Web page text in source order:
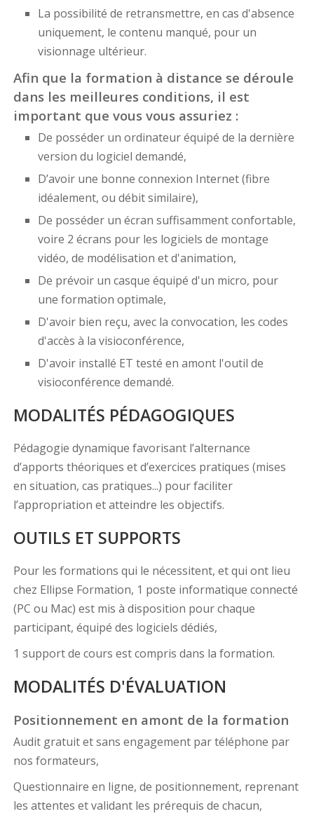
La possibilité de retransmettre, en cas d'absence
uniquement, le contenu manqué, pour un
visionnage ultérieur.
Afin que la formation à distance se déroule
dans les meilleures conditions, il est
important que vous vous assuriez :
De posséder un ordinateur équipé de la dernière
version du logiciel demandé,
D’avoir une bonne connexion Internet (fibre
idéalement, ou débit similaire),
De posséder un écran suffisamment confortable,
voire 2 écrans pour les logiciels de montage
vidéo, de modélisation et d'animation,
De prévoir un casque équipé d'un micro, pour
une formation optimale,
D'avoir bien reçu, avec la convocation, les codes
d'accès à la visioconférence,
D'avoir installé ET testé en amont l'outil de
visioconférence demandé.
MODALITÉS PÉDAGOGIQUES
Pédagogie dynamique favorisant l’alternance
d’apports théoriques et d’exercices pratiques (mises
en situation, cas pratiques...) pour faciliter
l’appropriation et atteindre les objectifs.
OUTILS ET SUPPORTS
Pour les formations qui le nécessitent, et qui ont lieu
chez Ellipse Formation, 1 poste informatique connecté
(PC ou Mac) est mis à disposition pour chaque
participant, équipé des logiciels dédiés,
1 support de cours est compris dans la formation.
MODALITÉS D'ÉVALUATION
Positionnement en amont de la formation
Audit gratuit et sans engagement par téléphone par
nos formateurs,
Questionnaire en ligne, de positionnement, reprenant
les attentes et validant les prérequis de chacun,